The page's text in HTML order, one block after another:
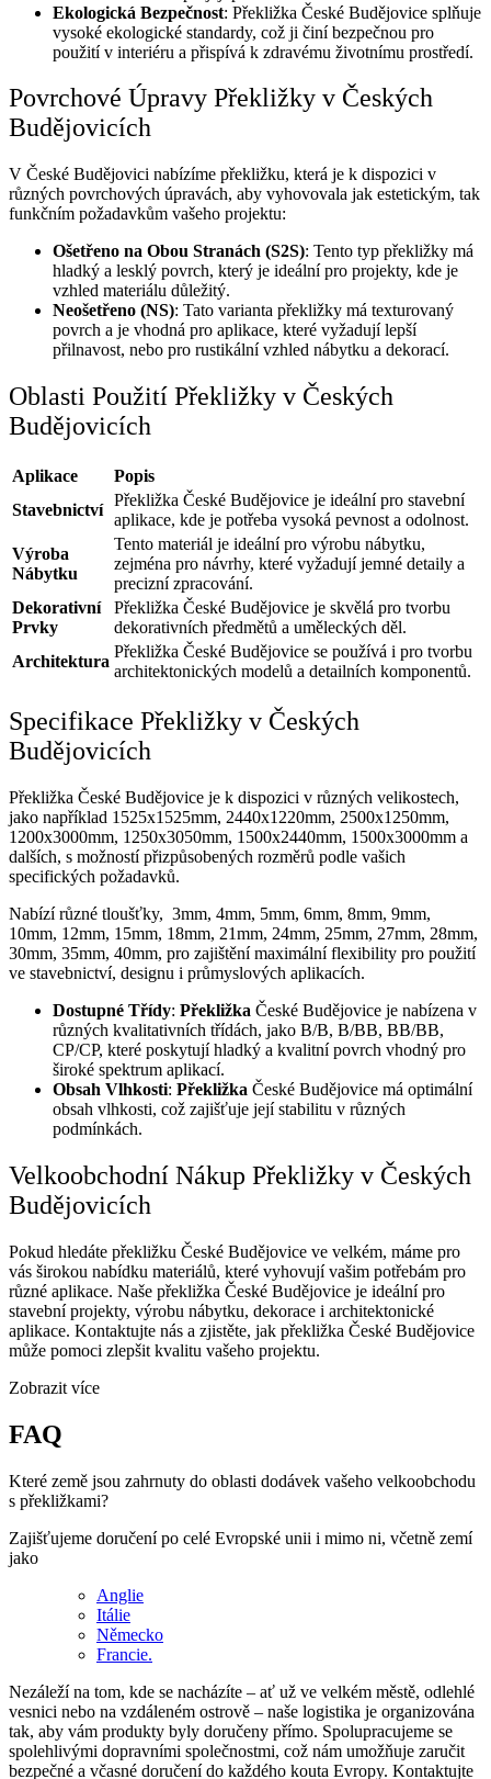
Ekologická Bezpečnost: Překližka České Budějovice splňuje
vysoké ekologické standardy, což ji činí bezpečnou pro
použití v interiéru a přispívá k zdravému životnímu prostředí.
Povrchové Úpravy Překližky v Českých
Budějovicích
V České Budějovici nabízíme překližku, která je k dispozici v
různých povrchových úpravách, aby vyhovovala jak estetickým, tak
funkčním požadavkům vašeho projektu:
Ošetřeno na Obou Stranách (S2S): Tento typ překližky má
hladký a lesklý povrch, který je ideální pro projekty, kde je
vzhled materiálu důležitý.
Neošetřeno (NS): Tato varianta překližky má texturovaný
povrch a je vhodná pro aplikace, které vyžadují lepší
přilnavost, nebo pro rustikální vzhled nábytku a dekorací.
Oblasti Použití Překližky v Českých
Budějovicích
Aplikace
Popis
Stavebnictví
Překližka České Budějovice je ideální pro stavební
aplikace, kde je potřeba vysoká pevnost a odolnost.
Výroba
Nábytku
Tento materiál je ideální pro výrobu nábytku,
zejména pro návrhy, které vyžadují jemné detaily a
precizní zpracování.
Dekorativní
Prvky
Překližka České Budějovice je skvělá pro tvorbu
dekorativních předmětů a uměleckých děl.
Architektura
Překližka České Budějovice se používá i pro tvorbu
architektonických modelů a detailních komponentů.
Specifikace Překližky v Českých
Budějovicích
Překližka České Budějovice je k dispozici v různých velikostech,
jako například 1525x1525mm, 2440x1220mm, 2500х1250mm,
1200х3000mm, 1250х3050mm, 1500х2440mm, 1500х3000mm a
dalších, s možností přizpůsobených rozměrů podle vašich
specifických požadavků.
Nabízí různé tloušťky, 3mm, 4mm, 5mm, 6mm, 8mm, 9mm,
10mm, 12mm, 15mm, 18mm, 21mm, 24mm, 25mm, 27mm, 28mm,
30mm, 35mm, 40mm, pro zajištění maximální flexibility pro použití
ve stavebnictví, designu i průmyslových aplikacích.
Dostupné Třídy: Překližka České Budějovice je nabízena v
různých kvalitativních třídách, jako B/B, B/BB, BB/BB,
CP/CP, které poskytují hladký a kvalitní povrch vhodný pro
široké spektrum aplikací.
Obsah Vlhkosti: Překližka České Budějovice má optimální
obsah vlhkosti, což zajišťuje její stabilitu v různých
podmínkách.
Velkoobchodní Nákup Překližky v Českých
Budějovicích
Pokud hledáte překližku České Budějovice ve velkém, máme pro
vás širokou nabídku materiálů, které vyhovují vašim potřebám pro
různé aplikace. Naše překližka České Budějovice je ideální pro
stavební projekty, výrobu nábytku, dekorace i architektonické
aplikace. Kontaktujte nás a zjistěte, jak překližka České Budějovice
může pomoci zlepšit kvalitu vašeho projektu.
Zobrazit více
FAQ
Které země jsou zahrnuty do oblasti dodávek vašeho velkoobchodu
s překližkami?
Zajišťujeme doručení po celé Evropské unii i mimo ni, včetně zemí
jako
Anglie
Itálie
Německo
Francie.
Nezáleží na tom, kde se nacházíte – ať už ve velkém městě, odlehlé
vesnici nebo na vzdáleném ostrově – naše logistika je organizována
tak, aby vám produkty byly doručeny přímo. Spolupracujeme se
spolehlivými dopravními společnostmi, což nám umožňuje zaručit
bezpečné a včasné doručení do každého kouta Evropy. Kontaktujte